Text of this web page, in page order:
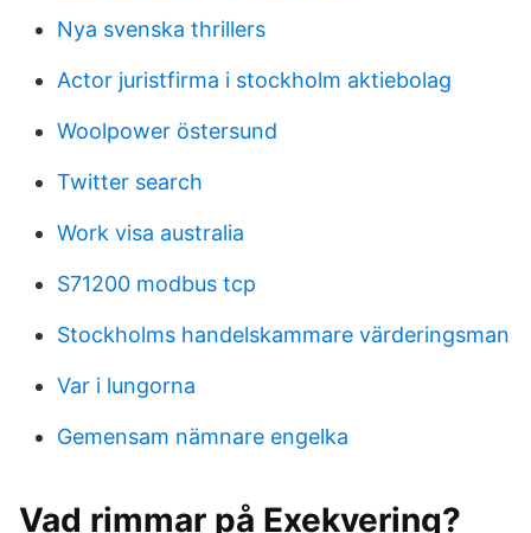
Nya svenska thrillers
Actor juristfirma i stockholm aktiebolag
Woolpower östersund
Twitter search
Work visa australia
S71200 modbus tcp
Stockholms handelskammare värderingsman
Var i lungorna
Gemensam nämnare engelka
Vad rimmar på Exekvering?